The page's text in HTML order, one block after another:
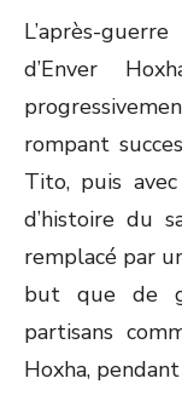
L’après-
d’Enver
rompant
Tito, puis
d’histoire du
remplacé par
but que de
partisans
Hoxha,